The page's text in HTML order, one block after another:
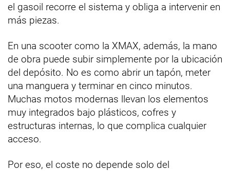
el gasoil recorre el sistema y obliga a intervenir en
más piezas.
En una scooter como la XMAX, además, la mano
de obra puede subir simplemente por la ubicación
del depósito. No es como abrir un tapón, meter
una manguera y terminar en cinco minutos.
Muchas motos modernas llevan los elementos
muy integrados bajo plásticos, cofres y
estructuras internas, lo que complica cualquier
acceso.
Por eso, el coste no depende solo del